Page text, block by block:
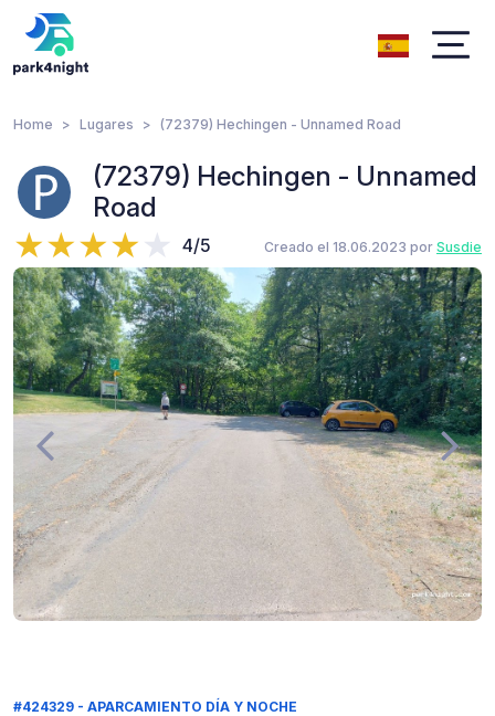
Home Lugares (72379) Hechingen - Unnamed Road
(72379) Hechingen - Unnamed
Road
4/5 Creado el 18.06.2023 por Susdie
#424329 - APARCAMIENTO DÍA Y NOCHE